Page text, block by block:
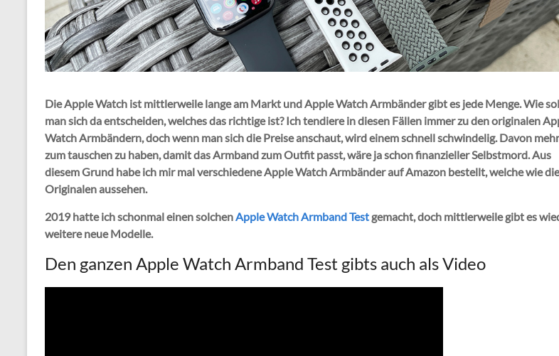
Die Apple Watch ist mittlerweile lange am Markt und Apple Watch Armbänder gibt es jede Menge. Wie
man sich da entscheiden, welches das richtige ist? Ich tendiere in diesen Fällen immer zu den originalen
Watch Armbändern, doch wenn man sich die Preise anschaut, wird einem schnell schwindelig. Davon
zum tauschen zu haben, damit das Armband zum Outfit passt, wäre ja schon finanzieller Selbstmord. Aus
diesem Grund habe ich mir mal verschiedene Apple Watch Armbänder auf Amazon bestellt, welche wie die
Originalen aussehen.
2019 hatte ich schonmal einen solchenApple Watch Armband Test gemacht, doch mittlerweile gibt es
weitere neue Modelle.
Den ganzen Apple Watch Armband Test gibts auch als Video